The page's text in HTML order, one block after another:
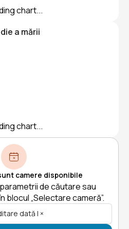
chart...
a mării
chart...
camere disponibile
de căutare sau
blocul „Selectare cameră”.
dată | ×